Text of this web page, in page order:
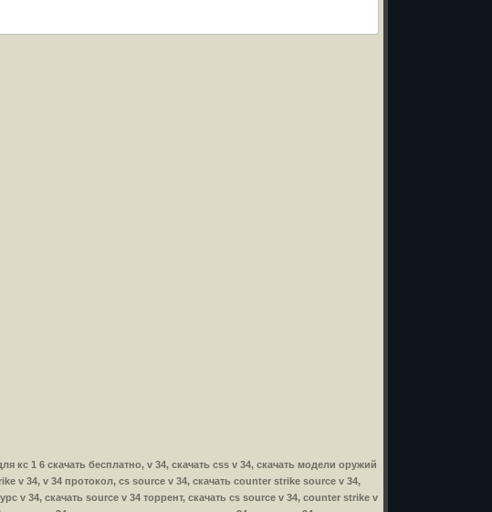
кс 1 6 скачать бесплатно, v 34, скачать css v 34, скачать модели оружий
v 34, v 34 протокол, cs source v 34, скачать counter strike source v 34,
v 34, скачать source v 34 торрент, скачать cs source v 34, counter strike v